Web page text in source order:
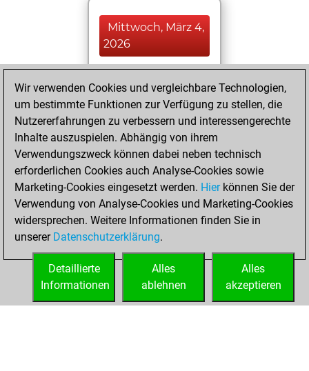
Mittwoch, März 4,
2026
You played 209
blitz games
Play
You scored +84
=3 -122 in blitz
Mittwoch, Januar
22, 2025
You played 8
slow games
Play
You scored +3
=0 -5 in slow games
Wir verwenden Cookies und vergleichbare Technologien,
um bestimmte Funktionen zur Verfügung zu stellen, die
Nutzererfahrungen zu verbessern und interessengerechte
Inhalte auszuspielen. Abhängig von ihrem
Verwendungszweck können dabei neben technisch
erforderlichen Cookies auch Analyse-Cookies sowie
Marketing-Cookies eingesetzt werden. Hierkönnen Sie der
Verwendung von Analyse-Cookies und Marketing-Cookies
widersprechen. Weitere Informationen finden Sie in
unserer Datenschutzerklärung.
Alles
akzeptieren
Alles
ablehnen
Detaillierte
Informationen